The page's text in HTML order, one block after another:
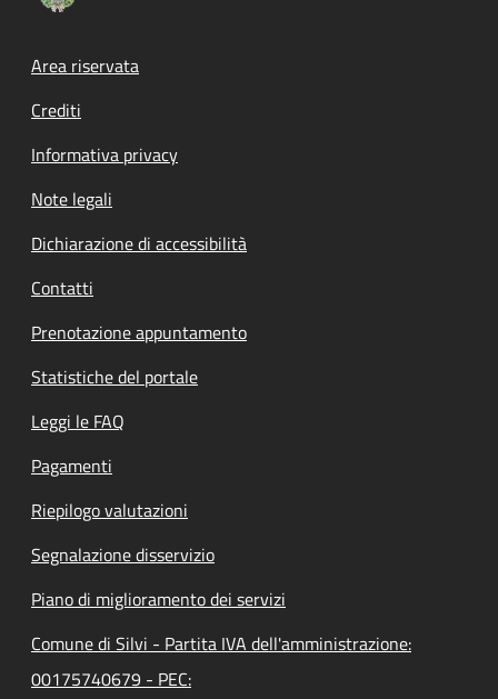
Footer menu
Area riservata
Crediti
Informativa privacy
Note legali
Dichiarazione di accessibilità
Contatti
Prenotazione appuntamento
Statistiche del portale
Leggi le FAQ
Pagamenti
Riepilogo valutazioni
Segnalazione disservizio
Piano di miglioramento dei servizi
Comune di Silvi - Partita IVA dell'amministrazione:
00175740679 - PEC: